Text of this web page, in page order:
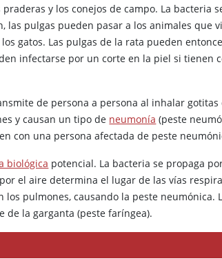
y los conejos de campo. La bacteria
las pulgas pueden pasar a los animales que
gatos. Las pulgas de la rata pueden
infectarse por un corte en la piel si tienen
de persona a persona al inhalar
y causan un tipo de neumonía (peste
con una persona afectada de peste
biológica potencial. La bacteria se propaga
el aire determina el lugar de las vías
pulmones, causando la peste neumónica.
de la garganta (peste faríngea).